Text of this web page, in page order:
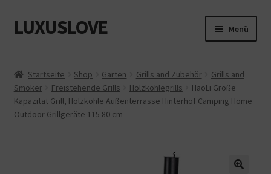
Zur
Navigation
Zum
Inhalt
LUXUSLOVE Menü
Cookie-Richtlinie (EU)
Datenschutz
Startseite Shop Garten Grills and Zubehör
Grills and
Smoker
Freistehende Grills Holzkohlegrills
HaoLi Große
Kapazität Grill, Holzkohle Außenterrasse Hinterhof Camping Home
Outdoor Grillgeräte 115 80 cm